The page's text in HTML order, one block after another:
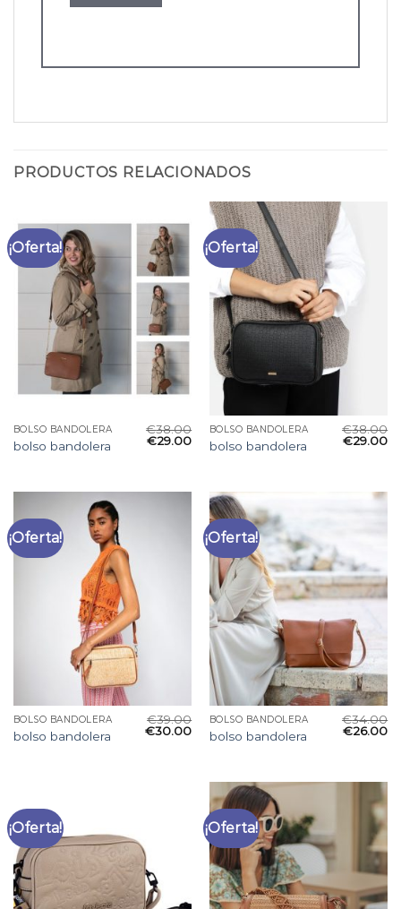
PRODUCTOS RELACIONADOS
¡Oferta!
BOLSO BANDOLERA
bolso bandolera
€38.00
€29.00
¡Oferta!
BOLSO BANDOLERA
bolso bandolera
€38.00
€29.00
¡Oferta!
BOLSO BANDOLERA
bolso bandolera
€39.00
€30.00
¡Oferta!
BOLSO BANDOLERA
bolso bandolera
€34.00
€26.00
¡Oferta! ¡Oferta!